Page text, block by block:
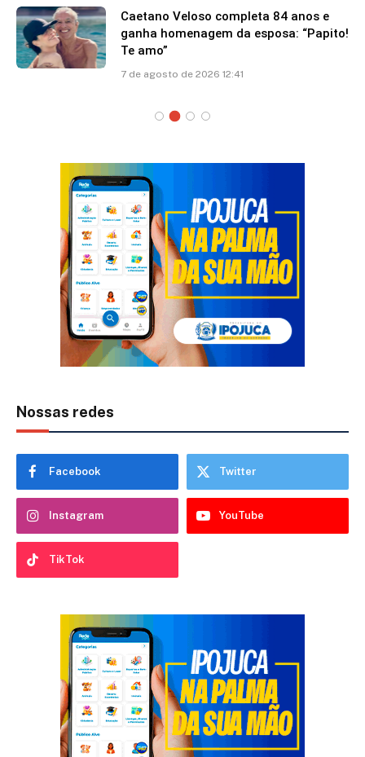
Caetano Veloso completa 84 anos e
ganha homenagem da esposa: “Papito!
Te amo”
7 de agosto de 2026 12:41
Nossas redes
Facebook Twitter
Instagram YouTube
TikTok